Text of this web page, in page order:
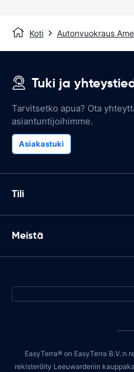
Koti Autonvuokraus
Tuki ja
Tarvitsetko apua? Ota
asiantuntijoihimme.
Asiakastuki
Tili
Meistä
EasyTerra® on EasyTerra B.V.:n
rekisteröity Leeuwardenin